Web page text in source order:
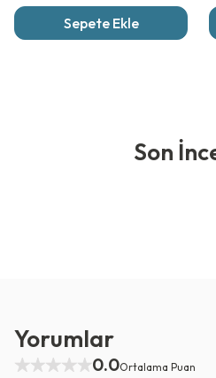
Sepete Ekle
Son
Yorumlar
0.0Ortalama Puan